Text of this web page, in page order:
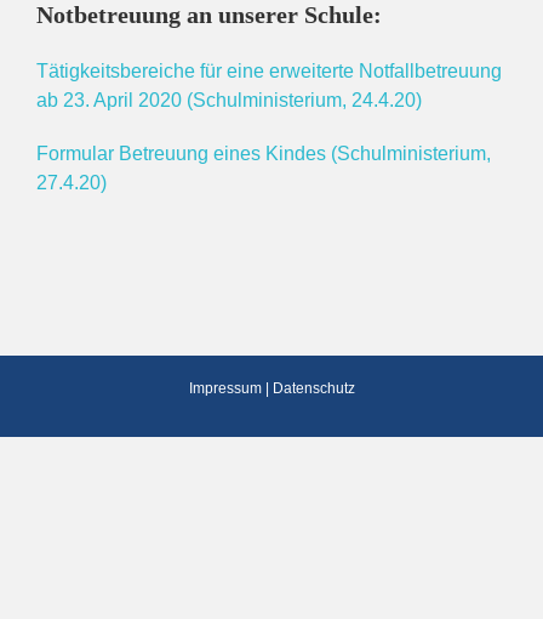
Notbetreuung an unserer Schule:
Tätigkeitsbereiche für eine erweiterte Notfallbetreuung
ab 23. April 2020 (Schulministerium, 24.4.20)
Formular Betreuung eines Kindes (Schulministerium,
27.4.20)
Impressum| Datenschutz